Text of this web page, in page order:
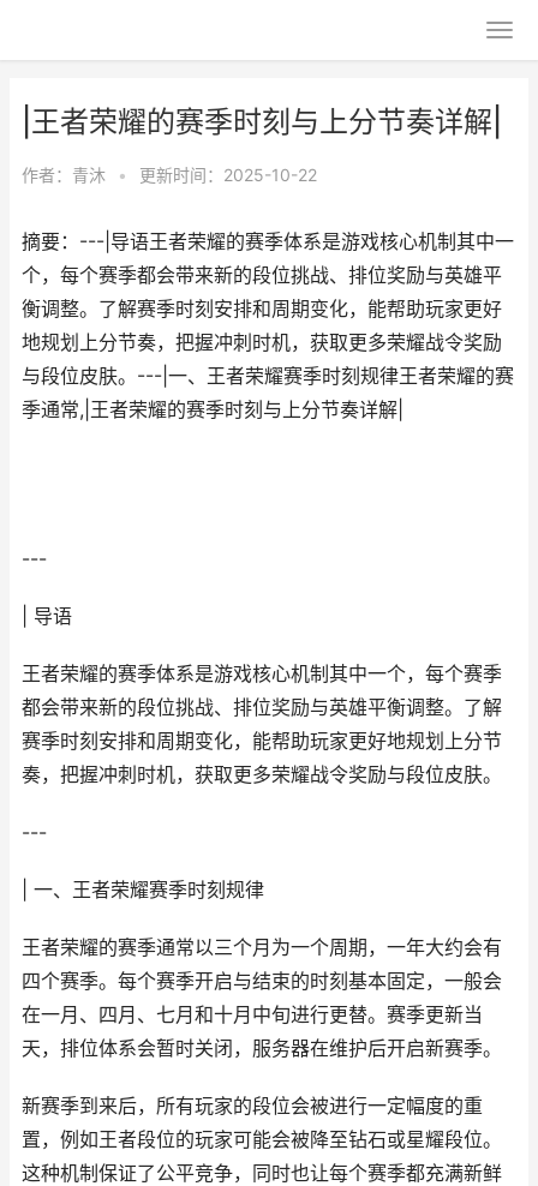
|王者荣耀的赛季时刻与上分节奏详解|
作者： 青沐 • 更新时间：2025-10-22
摘要：---|导语王者荣耀的赛季体系是游戏核心机制其中一
个，每个赛季都会带来新的段位挑战、排位奖励与英雄平
衡调整。了解赛季时刻安排和周期变化，能帮助玩家更好
地规划上分节奏，把握冲刺时机，获取更多荣耀战令奖励
与段位皮肤。---|一、王者荣耀赛季时刻规律王者荣耀的赛
季通常,|王者荣耀的赛季时刻与上分节奏详解|
---
| 导语
王者荣耀的赛季体系是游戏核心机制其中一个，每个赛季
都会带来新的段位挑战、排位奖励与英雄平衡调整。了解
赛季时刻安排和周期变化，能帮助玩家更好地规划上分节
奏，把握冲刺时机，获取更多荣耀战令奖励与段位皮肤。
---
| 一、王者荣耀赛季时刻规律
王者荣耀的赛季通常以三个月为一个周期，一年大约会有
四个赛季。每个赛季开启与结束的时刻基本固定，一般会
在一月、四月、七月和十月中旬进行更替。赛季更新当
天，排位体系会暂时关闭，服务器在维护后开启新赛季。
新赛季到来后，所有玩家的段位会被进行一定幅度的重
置，例如王者段位的玩家可能会被降至钻石或星耀段位。
这种机制保证了公平竞争，同时也让每个赛季都充满新鲜